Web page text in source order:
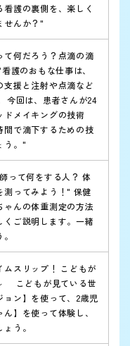
護の裏側を、楽しく
せんか？"
何だろう？点滴の滴
護のおもな仕事は、
支援と注射や点滴など
今回は、患者さんが24
ドメイキングの技術
間で滴下するための技
う。"
って何をする人？ 体
測ってみよう！" 保健
ゃんの体重測定の方法
くご説明します。一緒
ムスリップ！ こどもが
こどもが見ている世
ン】を使って、2歳児
】を使って体験し、
う。